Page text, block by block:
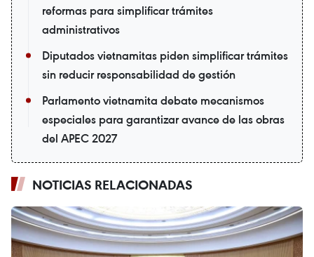
reformas para simplificar trámites
administrativos
Diputados vietnamitas piden simplificar trámites
sin reducir responsabilidad de gestión
Parlamento vietnamita debate mecanismos
especiales para garantizar avance de las obras
del APEC 2027
NOTICIAS RELACIONADAS